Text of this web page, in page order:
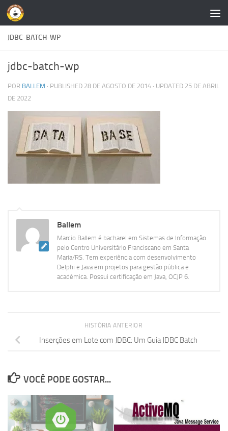
Skip to content
JDBC-BATCH-WP
jdbc-batch-wp
POR BALLEM · PUBLISHED 28 DE AGOSTO DE 2014 · UPDATED 25 DE ABRIL
DE 2022
Ballem
Marcio Ballem é bacharel em Sistemas de Informação
pelo Centro Universitário Franciscano em Santa
Maria/RS. Tem experiência com desenvolvimento
Delphi e Java em projetos para gestão pública e
acadêmica. Possui certificação em Java, OCJP 6.
HISTÓRIA ANTERIOR
Inserções em Lote com JDBC: Um Guia JDBC Batch
VOCÊ PODE GOSTAR...